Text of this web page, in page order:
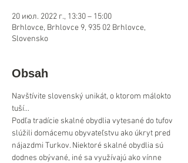
20 июл. 2022 г., 13:30 – 15:00
Brhlovce, Brhlovce 9, 935 02 Brhlovce,
Slovensko
Obsah
Navštívite slovenský unikát, o ktorom málokto
tuší...
Podľa tradície skalné obydlia vytesané do tufov
slúžili domácemu obyvateľstvu ako úkryt pred
nájazdmi Turkov. Niektoré skalné obydlia sú
dodnes obývané, iné sa využívajú ako vínne